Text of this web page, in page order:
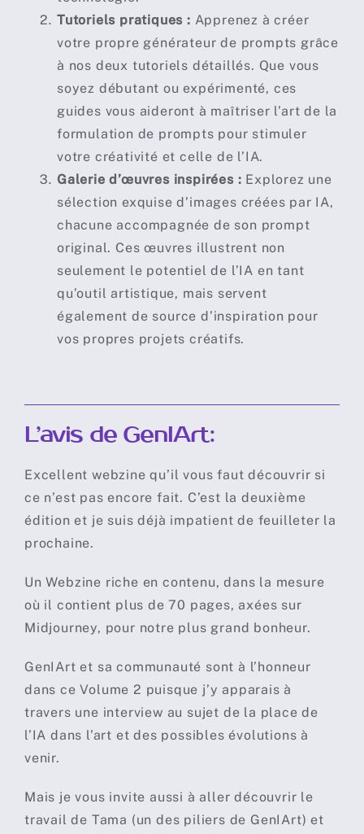
Tutoriels pratiques : Apprenez à créer
votre propre générateur de prompts grâce
à nos deux tutoriels détaillés. Que vous
soyez débutant ou expérimenté, ces
guides vous aideront à maîtriser l’art de la
formulation de prompts pour stimuler
votre créativité et celle de l’IA.
Galerie d’œuvres inspirées : Explorez une
sélection exquise d’images créées par IA,
chacune accompagnée de son prompt
original. Ces œuvres illustrent non
seulement le potentiel de l’IA en tant
qu’outil artistique, mais servent
également de source d’inspiration pour
vos propres projets créatifs.
L’avis de GenIArt:
Excellent webzine qu’il vous faut découvrir si
ce n’est pas encore fait. C’est la deuxième
édition et je suis déjà impatient de feuilleter la
prochaine.
Un Webzine riche en contenu, dans la mesure
où il contient plus de 70 pages, axées sur
Midjourney, pour notre plus grand bonheur.
GenIArt et sa communauté sont à l’honneur
dans ce Volume 2 puisque j’y apparais à
travers une interview au sujet de la place de
l’IA dans l’art et des possibles évolutions à
venir.
Mais je vous invite aussi à aller découvrir le
travail de Tama (un des piliers de GenIArt) et